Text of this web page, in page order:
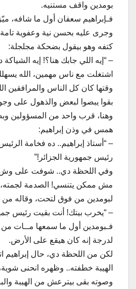
بومدين واقف مستنيه.
فـإبراهيم سعفان أول ما شافه،
وجرى عليه بحسن نية وعفوية
كتفه وهو بيقول بضحكة مجلجلة:
– “إيه اللي جابك هنا؟! إيه
اشتغلت مع ناس مهمين، الله
و​قتها كان كل الناس والمرافقين
بقوا يبصوا لبعض والذهول على
وهنا، قرب واحد من المسؤولين
همس في وذن إبراهيم:
– “أستاذ إبراهيم.. ده فخامة
رئيس جمهورية الجزائر!”
​و​في اللحظة دي.. شوفت على وش
مش ممكن يتنسي! الصدمة
لبومدين من فوق لتحت، وقاله من
– “يخرب بيتك! أنت بقيت رئيس
فـبومدين أول ما سمعها مــات
لدرجة إنه كان هيقع على الأرض.
​لكن من اللحظة دي، حال إبراهيم اتقلب
الهيبة خطفته.. وظهره انحنى
وصوته بقى بيترعش من الهيبة